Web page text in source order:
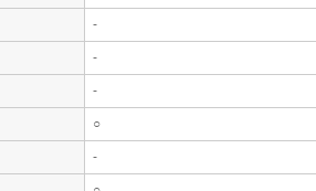
-
-
-
○
-